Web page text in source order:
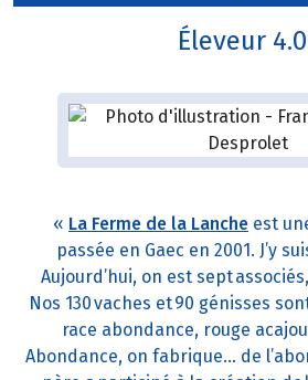
Éleveur 4.0
« La Ferme de la Lanche est
passée en Gaec en 2001. J’y
Aujourd’hui, on est sept
Nos 130 vaches et 90 génisses
race abondance, rouge
Abondance, on fabrique… de